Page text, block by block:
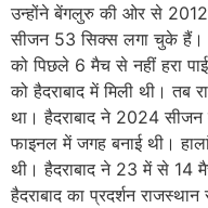
उन्होंने बेंगलुरु की ओर से
सीजन 53 सिक्स लगा चुके हैं।
को पिछले 6 मैच से नहीं हरा
को हैदराबाद में मिली थी। तब
था। हैदराबाद ने 2024 सीजन
फाइनल में जगह बनाई थी।
थी। हैदराबाद ने 23 में से 14
हैदराबाद का प्रदर्शन